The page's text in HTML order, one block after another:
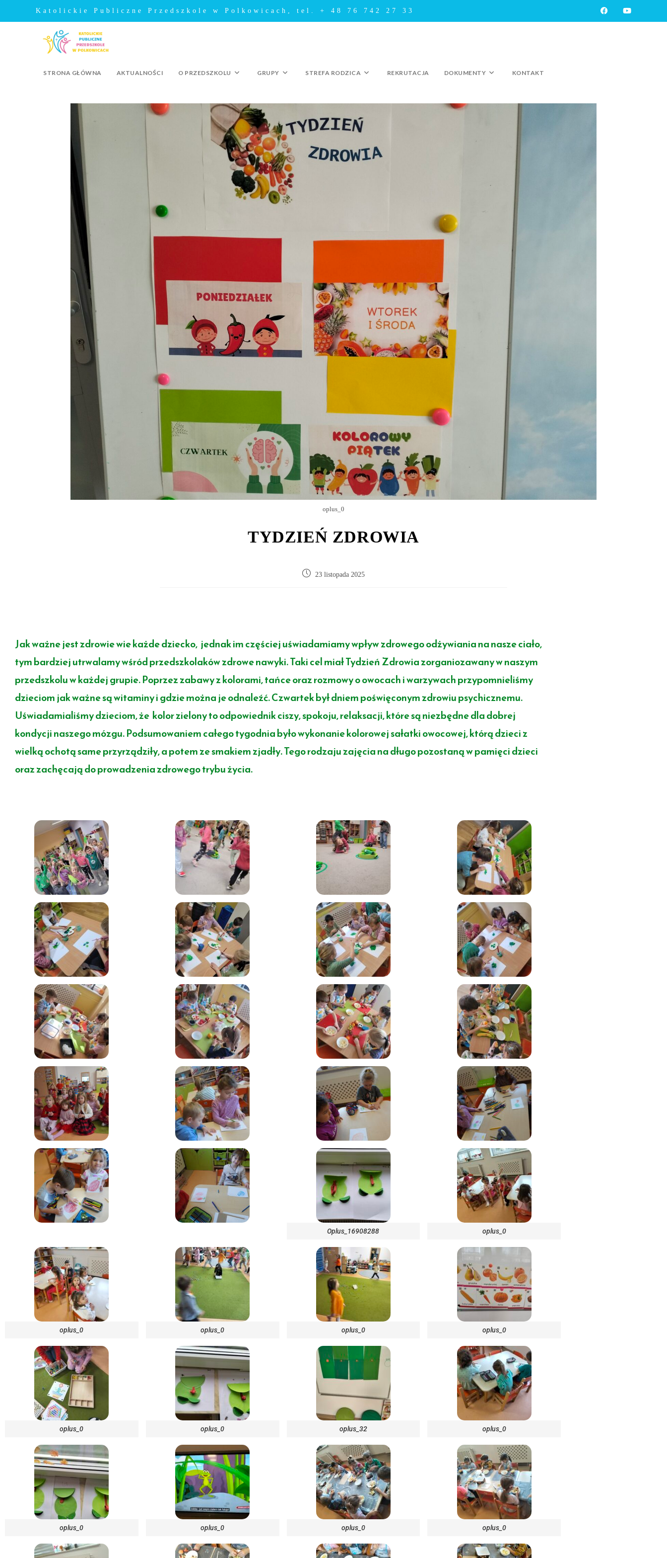
Katolickie Publiczne Przedszkole w Polkowicach, tel. + 48 76 742 27 33
STRONA GŁÓWNA AKTUALNOŚCI O PRZEDSZKOLU GRUPY STREFA RODZICA REKRUTACJA DOKUMENTY KONTAKT
oplus_0
TYDZIEŃ ZDROWIA
23 listopada 2025
Jak ważne jest zdrowie wie każde dziecko, jednak im częściej uświadamiamy wpływ zdrowego odżywiania na nasze ciało,
tym bardziej utrwalamy wśród przedszkolaków zdrowe nawyki. Taki cel miał Tydzień Zdrowia zorganiozawany w naszym
przedszkolu w każdej grupie. Poprzez zabawy z kolorami, tańce oraz rozmowy o owocach i warzywach przypomnieliśmy
dzieciom jak ważne są witaminy i gdzie można je odnaleźć. Czwartek był dniem poświęconym zdrowiu psychicznemu.
Uświadamialiśmy dzieciom, że kolor zielony to odpowiednik ciszy, spokoju, relaksacji, które są niezbędne dla dobrej
kondycji naszego mózgu. Podsumowaniem całego tygodnia było wykonanie kolorowej sałatki owocowej, którą dzieci z
wielką ochotą same przyrządziły, a potem ze smakiem zjadły. Tego rodzaju zajęcia na długo pozostaną w pamięci dzieci
oraz zachęcają do prowadzenia zdrowego trybu życia.
Oplus_16908288 oplus_0
oplus_0 oplus_0 oplus_0 oplus_0
oplus_0 oplus_0 oplus_32 oplus_0
oplus_0 oplus_0 oplus_0 oplus_0